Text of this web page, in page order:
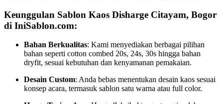
Keunggulan Sablon Kaos Disharge Citayam, Bogor
di IniSablon.com:
Bahan Berkualitas: Kami menyediakan berbagai pilihan
bahan seperti cotton combed 20s, 24s, 30s hingga bahan
dryfit, sesuai kebutuhan dan kenyamanan pemakaian.
Desain Custom: Anda bebas menentukan desain kaos sesuai
konsep acara, termasuk sablon satu warna atau full color.